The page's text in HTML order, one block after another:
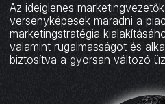
Az ideiglenes
versenyképesek maradni a
marketingstratégia
valamint rugalmasságot és
biztosítva a gyorsan változó